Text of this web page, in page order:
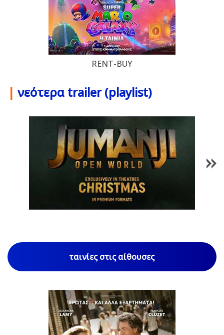
RENT-BUY
| νεότερα trailer (playlist)
1/85
ταινίες στις αίθουσες